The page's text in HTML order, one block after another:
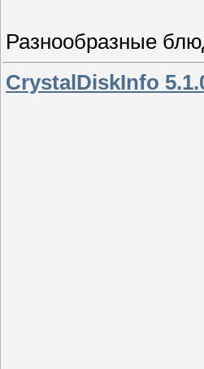
Разнообразные
CrystalDiskInfo